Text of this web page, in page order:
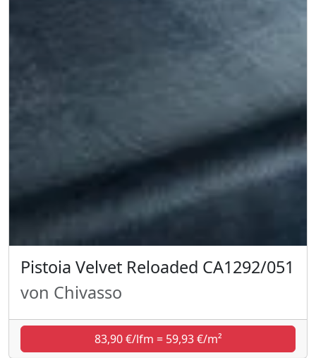
Pistoia Velvet Reloaded CA1292/051
von Chivasso
83,90 €/lfm = 59,93 €/m²